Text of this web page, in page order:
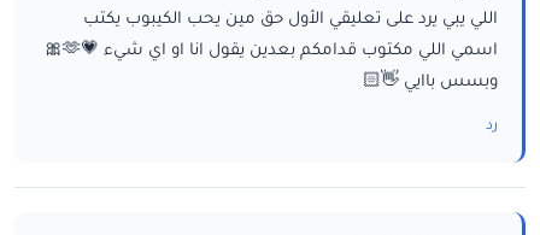
اللي يبي يرد على تعليقي الأول حق مين يحب الكيبوب يكتب
اسمي اللي مكتوب قدامكم بعدين يقول انا او اي شيء 💗🫶🎀
وبسس باايي 👋🏻
رد